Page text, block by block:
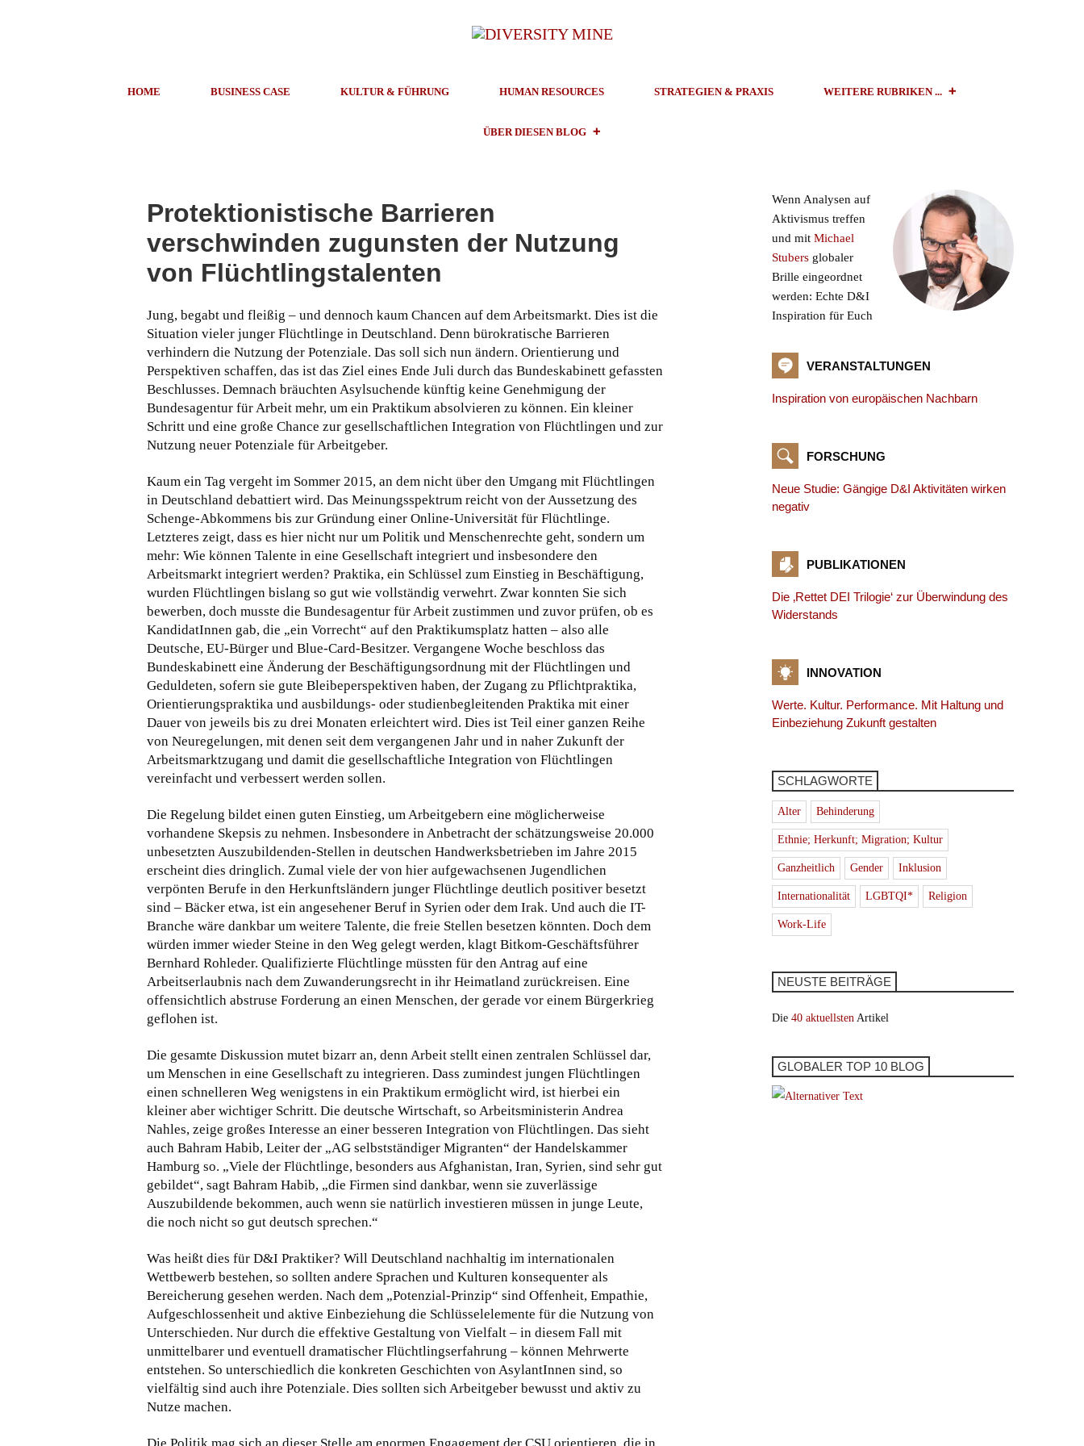
HOME BUSINESS CASE KULTUR & FÜHRUNG HUMAN RESOURCES STRATEGIEN & PRAXIS WEITERE RUBRIKEN ...
ÜBER DIESEN BLOG
Protektionistische Barrieren
verschwinden zugunsten der Nutzung
von Flüchtlingstalenten
Jung, begabt und fleißig – und dennoch kaum Chancen auf dem Arbeitsmarkt. Dies ist die
Situation vieler junger Flüchtlinge in Deutschland. Denn bürokratische Barrieren
verhindern die Nutzung der Potenziale. Das soll sich nun ändern. Orientierung und
Perspektiven schaffen, das ist das Ziel eines Ende Juli durch das Bundeskabinett gefassten
Beschlusses. Demnach bräuchten Asylsuchende künftig keine Genehmigung der
Bundesagentur für Arbeit mehr, um ein Praktikum absolvieren zu können. Ein kleiner
Schritt und eine große Chance zur gesellschaftlichen Integration von Flüchtlingen und zur
Nutzung neuer Potenziale für Arbeitgeber.
Kaum ein Tag vergeht im Sommer 2015, an dem nicht über den Umgang mit Flüchtlingen
in Deutschland debattiert wird. Das Meinungsspektrum reicht von der Aussetzung des
Schenge-Abkommens bis zur Gründung einer Online-Universität für Flüchtlinge.
Letzteres zeigt, dass es hier nicht nur um Politik und Menschenrechte geht, sondern um
mehr: Wie können Talente in eine Gesellschaft integriert und insbesondere den
Arbeitsmarkt integriert werden? Praktika, ein Schlüssel zum Einstieg in Beschäftigung,
wurden Flüchtlingen bislang so gut wie vollständig verwehrt. Zwar konnten Sie sich
bewerben, doch musste die Bundesagentur für Arbeit zustimmen und zuvor prüfen, ob es
KandidatInnen gab, die „ein Vorrecht“ auf den Praktikumsplatz hatten – also alle
Deutsche, EU-Bürger und Blue-Card-Besitzer. Vergangene Woche beschloss das
Bundeskabinett eine Änderung der Beschäftigungsordnung mit der Flüchtlingen und
Geduldeten, sofern sie gute Bleibeperspektiven haben, der Zugang zu Pflichtpraktika,
Orientierungspraktika und ausbildungs- oder studienbegleitenden Praktika mit einer
Dauer von jeweils bis zu drei Monaten erleichtert wird. Dies ist Teil einer ganzen Reihe
von Neuregelungen, mit denen seit dem vergangenen Jahr und in naher Zukunft der
Arbeitsmarktzugang und damit die gesellschaftliche Integration von Flüchtlingen
vereinfacht und verbessert werden sollen.
Die Regelung bildet einen guten Einstieg, um Arbeitgebern eine möglicherweise
vorhandene Skepsis zu nehmen. Insbesondere in Anbetracht der schätzungsweise 20.000
unbesetzten Auszubildenden-Stellen in deutschen Handwerksbetrieben im Jahre 2015
erscheint dies dringlich. Zumal viele der von hier aufgewachsenen Jugendlichen
verpönten Berufe in den Herkunftsländern junger Flüchtlinge deutlich positiver besetzt
sind – Bäcker etwa, ist ein angesehener Beruf in Syrien oder dem Irak. Und auch die IT-
Branche wäre dankbar um weitere Talente, die freie Stellen besetzen könnten. Doch dem
würden immer wieder Steine in den Weg gelegt werden, klagt Bitkom-Geschäftsführer
Bernhard Rohleder. Qualifizierte Flüchtlinge müssten für den Antrag auf eine
Arbeitserlaubnis nach dem Zuwanderungsrecht in ihr Heimatland zurückreisen. Eine
offensichtlich abstruse Forderung an einen Menschen, der gerade vor einem Bürgerkrieg
geflohen ist.
Die gesamte Diskussion mutet bizarr an, denn Arbeit stellt einen zentralen Schlüssel dar,
um Menschen in eine Gesellschaft zu integrieren. Dass zumindest jungen Flüchtlingen
einen schnelleren Weg wenigstens in ein Praktikum ermöglicht wird, ist hierbei ein
kleiner aber wichtiger Schritt. Die deutsche Wirtschaft, so Arbeitsministerin Andrea
Nahles, zeige großes Interesse an einer besseren Integration von Flüchtlingen. Das sieht
auch Bahram Habib, Leiter der „AG selbstständiger Migranten“ der Handelskammer
Hamburg so. „Viele der Flüchtlinge, besonders aus Afghanistan, Iran, Syrien, sind sehr gut
gebildet“, sagt Bahram Habib, „die Firmen sind dankbar, wenn sie zuverlässige
Auszubildende bekommen, auch wenn sie natürlich investieren müssen in junge Leute,
die noch nicht so gut deutsch sprechen.“
Was heißt dies für D&I Praktiker? Will Deutschland nachhaltig im internationalen
Wettbewerb bestehen, so sollten andere Sprachen und Kulturen konsequenter als
Bereicherung gesehen werden. Nach dem „Potenzial-Prinzip“ sind Offenheit, Empathie,
Aufgeschlossenheit und aktive Einbeziehung die Schlüsselelemente für die Nutzung von
Unterschieden. Nur durch die effektive Gestaltung von Vielfalt – in diesem Fall mit
unmittelbarer und eventuell dramatischer Flüchtlingserfahrung – können Mehrwerte
entstehen. So unterschiedlich die konkreten Geschichten von AsylantInnen sind, so
vielfältig sind auch ihre Potenziale. Dies sollten sich Arbeitgeber bewusst und aktiv zu
Nutze machen.
Die Politik mag sich an dieser Stelle am enormen Engagement der CSU orientieren, die in
Wenn Analysen auf
Aktivismus treffen
und mit Michael
Stubers globaler
Brille eingeordnet
werden: Echte D&I
Inspiration für Euch
VERANSTALTUNGEN
Inspiration von europäischen Nachbarn
FORSCHUNG
Neue Studie: Gängige D&I Aktivitäten wirken
negativ
PUBLIKATIONEN
Die ‚Rettet DEI Trilogie‘ zur Überwindung des
Widerstands
INNOVATION
Werte. Kultur. Performance. Mit Haltung und
Einbeziehung Zukunft gestalten
SCHLAGWORTE
Alter Behinderung
Ethnie; Herkunft; Migration; Kultur
Ganzheitlich Gender Inklusion
Internationalität LGBTQI* Religion
Work-Life
NEUSTE BEITRÄGE
Die 40 aktuellsten Artikel
GLOBALER TOP 10 BLOG